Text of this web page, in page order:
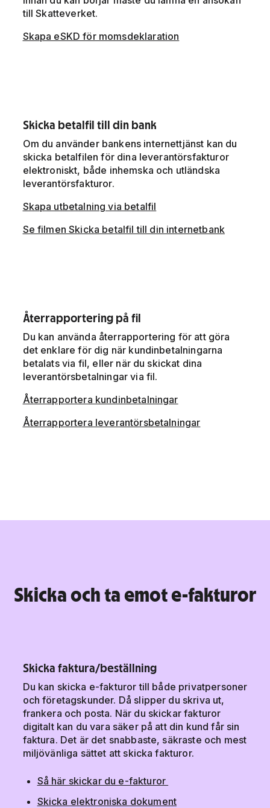
till Skatteverket.
Skapa eSKD för momsdeklaration
Skicka betalfil till din bank
Om du använder bankens internettjänst kan du
skicka betalfilen för dina leverantörsfakturor
elektroniskt, både inhemska och utländska
leverantörsfakturor.
Skapa utbetalning via betalfil
Se filmen Skicka betalfil till din internetbank
Återrapportering på fil
Du kan använda återrapportering för att göra
det enklare för dig när kundinbetalningarna
betalats via fil, eller när du skickat dina
leverantörsbetalningar via fil.
Återrapportera kundinbetalningar
Återrapportera leverantörsbetalningar
Skicka och ta emot e-fakturor
Skicka faktura/beställning
Du kan skicka e-fakturor till både privatpersoner
och företagskunder. Då slipper du skriva ut,
frankera och posta. När du skickar fakturor
digitalt kan du vara säker på att din kund får sin
faktura. Det är det snabbaste, säkraste och mest
miljövänliga sättet att skicka fakturor.
Så här skickar du e-fakturor
Skicka elektroniska dokument